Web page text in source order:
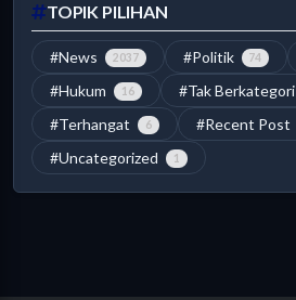
TOPIK PILIHAN
#News 2037 #Politik 74
#Hukum 16 #Tak Berkategori
#Terhangat 6 #Recent Post
#Uncategorized 1